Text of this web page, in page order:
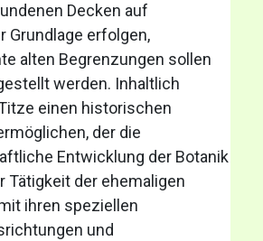
Decken auf
Grundlage erfolgen,
alten Begrenzungen sollen
werden. Inhaltlich
einen historischen
der die
Entwicklung der Botanik
Tätigkeit der ehemaligen
ihren speziellen
und